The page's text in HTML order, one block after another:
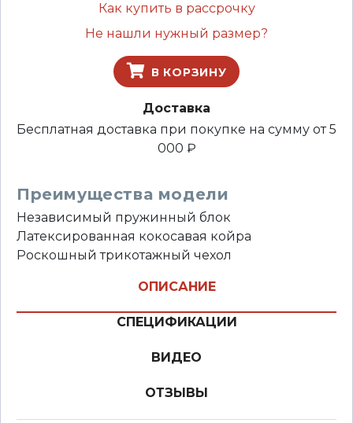
Как купить в рассрочку
Не нашли нужный размер?
В КОРЗИНУ
Доставка
Бесплатная доставка при покупке на сумму от 5
000 ₽
Преимущества модели
Независимый пружинный блок
Латексированная кокосавая койра
Роскошный трикотажный чехол
ОПИСАНИЕ
СПЕЦИФИКАЦИИ
ВИДЕО
ОТЗЫВЫ